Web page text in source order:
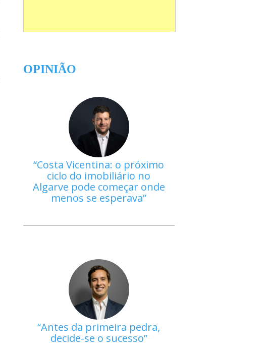
OPINIÃO
Costa Vicentina: o próximo
ciclo do imobiliário no
Algarve pode começar onde
menos se esperava
Antes da primeira pedra,
decide-se o sucesso